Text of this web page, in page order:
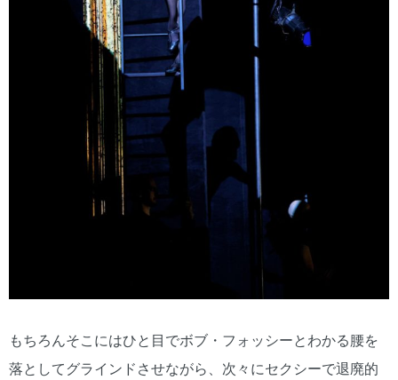
もちろんそこにはひと目でボブ・フォッシーとわかる腰を
落としてグラインドさせながら、次々にセクシーで退廃的